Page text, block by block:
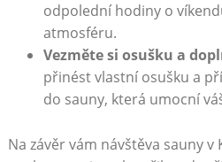
odpolední hodiny o
atmosféru.
Vezměte si osušku a
přinést vlastní osušku a
do sauny, která umocní
Na závěr vám návštěva sauny